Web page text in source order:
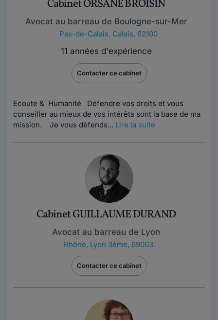
Cabinet ORSANE BROISIN
Avocat au barreau de Boulogne-sur-Mer
Pas-de-Calais, Calais, 62100
11 années d'expérience
Contacter ce cabinet
Ecoute & Humanité Défendre vos droits et vous
conseiller au mieux de vos intérêts sont la base de ma
mission. Je vous défends... Lire la suite
Cabinet GUILLAUME DURAND
Avocat au barreau de Lyon
Rhône, Lyon 3ème, 69003
Contacter ce cabinet